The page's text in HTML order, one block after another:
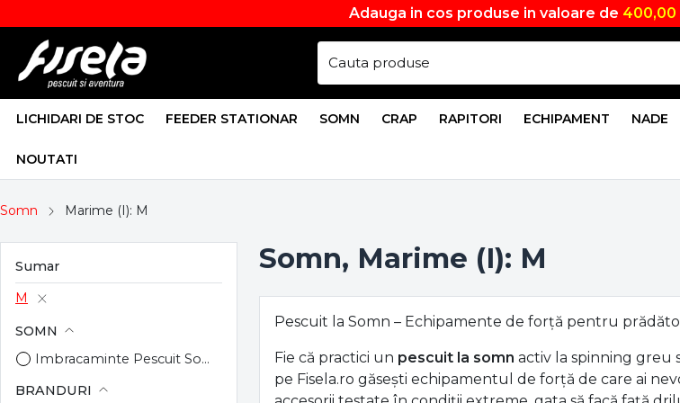
Adauga in cos produse in valoare de 400,00
LICHIDARI DE STOC FEEDER STATIONAR SOMN CRAP RAPITORI ECHIPAMENT NADE
NOUTATI
Somn Marime (I): M
Sumar
M
SOMN
Imbracaminte Pescuit Somn
BRANDURI
Somn, Marime (I): M
Pescuit la Somn – Echipamente de forță pentru
Fie că practici un pescuit la somn activ la spinning greu
pe Fisela.ro găsești echipamentul de forță de care ai